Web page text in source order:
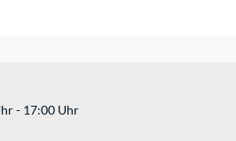
- 17:00 Uhr